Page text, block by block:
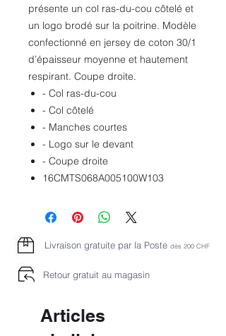
présente un col ras-du-cou côtelé et
un logo brodé sur la poitrine. Modèle
confectionné en jersey de coton 30/1
d’épaisseur moyenne et hautement
respirant. Coupe droite.
- Col ras-du-cou
- Col côtelé
- Manches courtes
- Logo sur le devant
- Coupe droite
16CMTS068A005100W103
Livraison gratuite par la Poste dès 200 CHF
Retour gratuit au magasin
Articles